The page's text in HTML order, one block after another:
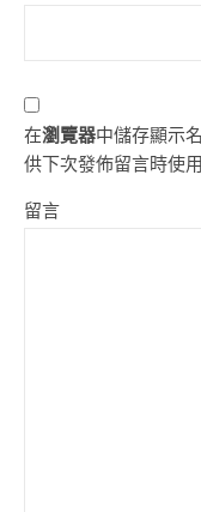
在瀏覽器中儲存顯示
供下次發佈留言時使
留言